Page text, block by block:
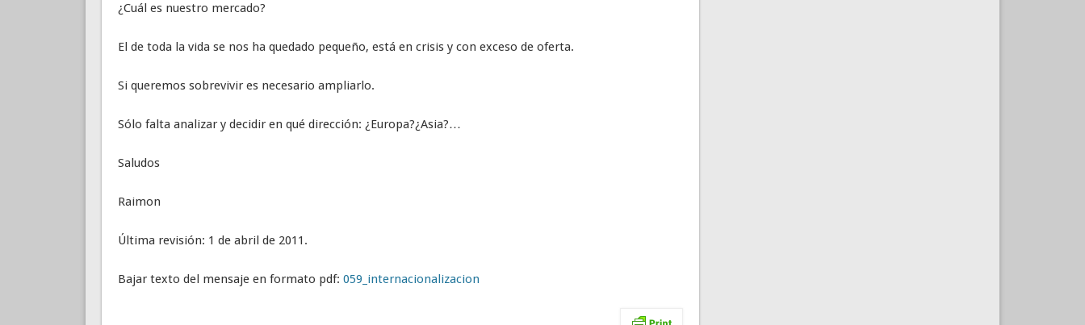
¿Cuál es nuestro mercado?
El de toda la vida se nos ha quedado pequeño, está en crisis y con exceso de oferta.
Si queremos sobrevivir es necesario ampliarlo.
Sólo falta analizar y decidir en qué dirección: ¿Europa?¿Asia?…
Saludos
Raimon
Última revisión: 1 de abril de 2011.
Bajar texto del mensaje en formato pdf: 059_internacionalizacion